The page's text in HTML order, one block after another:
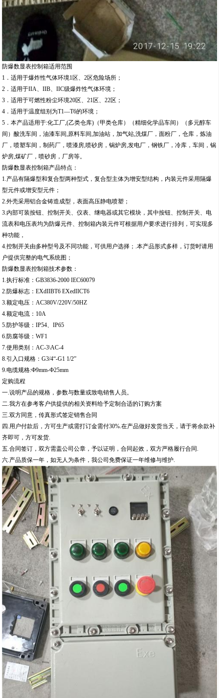
防爆数显表控制箱适用范围
1．适用于爆炸性气体环境1区、2区危险场所；
2．适用于IIA、IIB、IIC级爆炸性气体环境；
3．适用于可燃性粉尘环境20区、21区、22区；
4．适用于温度组别为T1—T6的环境；
5．本产品适用于:化工厂,(乙类仓库)（甲类仓库）（精细化学品车间）（多元醇车
间）酸洗车间，油漆车间,原料车间,加油站，加气站,洗煤厂，面粉厂，仓库，炼油
厂，喷塑车间，制药厂，喷漆房,喷砂房，锅炉房,发电厂，钢铁厂，冷库，车间，锅
炉房,煤矿厂，喷砂房，厂房等。
防爆数显表控制箱产品特点：
1.产品有隔爆型和复合型两种型式，复合型主体为增安型结构，内装元件采用隔爆
型元件或增安型元件；
2.外壳采用铝合金铸造成型，表面高压静电喷塑；
3.内部可装按钮、控制开关、仪表、继电器或其它模块，其中按钮、控制开关、电
流表和电压表均为防爆元件、控制箱内装元件可根据用户要求进行排列，可实现多
种功能，
4.控制开关由多种型号及不同功能，可供用户选择；.本产品形式多样，订货时请用
户提供完整的电气系统图；
防爆数显表控制箱技术参数：
1.执行标准：GB3836-2000 IEC60079
2.防爆标志：EXdIIBT6 EXedIICT6
3.额定电压：AC380V/220V/50HZ
4.额定电流：10A
5.防护等级：IP54、IP65
6.防腐等级：WF1
7.使用类别：AC-3\AC-4
8.引入口规格：G3/4“-G1 1/2”
9.电缆规格:Ф9mm-Ф25mm
定购流程
一.说明产品的规格，参数与数量或致电销售人员。
二.我方在参考客户供提供的相关资料给予定制合适的订购方案
三.双方同意，传真形式签定销售合同
四.用户付款后，方可生产或需打订金需付30%.在产品做好发货当天，请于将余款补
齐即可，方可发货.
五.合同签订，双方需盖公司公章，予以证明，合同起效，双方严格履行合同.
六.产品质保一年，如无人为条件，我公司免费保证一年维修与维护.